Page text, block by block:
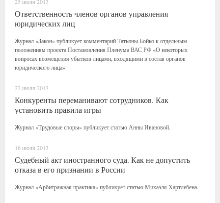
Ответственность членов органов управления
юридических лиц
Журнал «Закон» публикует комментарий Татьяны Бойко к отдельным
положениям проекта Постановления Пленума ВАС РФ «О некоторых
вопросах возмещения убытков лицами, входящими в состав органов
юридического лица»
22 июля 2013
Конкуренты переманивают сотрудников. Как
установить правила игры
Журнал «Трудовые споры» публикует статью Анны Ивановой.
16 июля 2013
Судебный акт иностранного суда. Как не допустить
отказа в его признании в России
Журнал «Арбитражная практика» публикует статью Михаэля Хартлебена.